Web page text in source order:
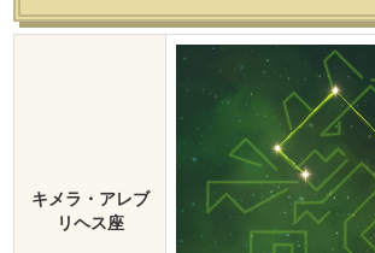
キメラ・アレブ
リヘス座